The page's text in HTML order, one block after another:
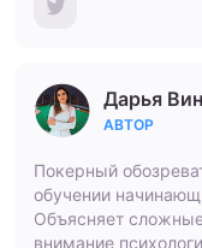
Дарья
АВТОР
Покерный
обучении
Объясняет
внимание